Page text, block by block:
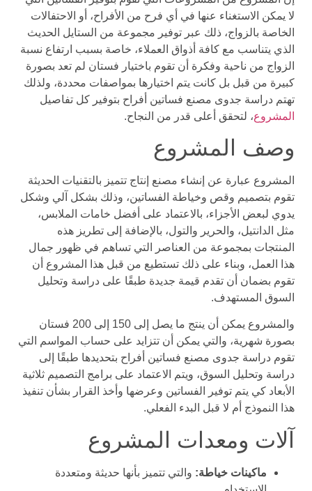
لا يمكن الاستغناء عنها في أي فرح من الأفراح، أو الاحتفالات
الخاصة بالزواج، ذلك عبر توفير مجموعة من الستايل الحديث
الذي يتناسب مع كافة أذواق العملاء، خاصة بسبب ارتفاع نسبة
الزواج من ناحية وفكرة أن تقوم باختيار فستان لم تعد بصورة
كبيرة من قبل بل كانت يتم اختيارها بمواصفات محددة، ولذلك
تهتم دراسة جدوى مصنع فساتين أفراح بتوفير كل تفاصيل
المشروع، لتحقق أعلى قدر من النجاح.
وصف المشروع
المشروع عبارة عن إنشاء مصنع إنتاج تتميز بالتقنيات الحديثة
تقوم بتصميم وقص وخياطة الفساتين، وذلك بشكل آلي وشكل
يدوي لبعض الأجزاء، بالاعتماد على أفضل خامات الملابس،
مثل الدانتيل، والحرير والتول، بالإضافة إلى تطريز هذه
المنتجات بمجموعة من العناصر التي تساهم في ظهور جمال
هذا العمل، وبناء على ذلك تستطيع من قبل هذا المشروع أن
تقوم بضمان أن تقدم قيمة جديدة طبقًا على دراسة وتحليل
السوق المستهدف.
والمشروع يمكن أن ينتج ما يصل إلى 150 إلى 200 فستان
بصورة شهرية، والتي يمكن أن تتزايد على حساب المواسم التي
تقوم دراسة جدوى مصنع فساتين أفراح بتحديدها طبقًا إلى
دراسة وتحليل السوق، ويتم الاعتماد على برامج التصميم ثلاثية
الأبعاد كي يتم توفير الفساتين وعرضها وأخذ القرار بشأن تنفيذ
هذا النموذج أم لا قبل البدء الفعلي.
آلات ومعدات المشروع
ماكينات خياطة: والتي تتميز بأنها حديثة ومتعددة